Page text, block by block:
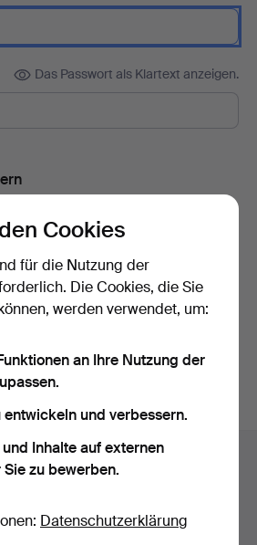
Das Passwort als Klartext anzeigen.
Einloggen
via Facebook einloggen
Cookies
für die Nutzung der
Die Cookies, die Sie
werden verwendet, um:
an Ihre Nutzung der
und verbessern.
Inhalte auf externen
zu bewerben.
Datenschutzerklärung